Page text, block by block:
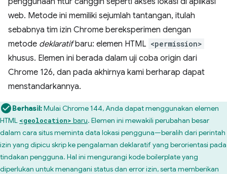
web. Metode ini memiliki sejumlah tantangan, itulah
sebabnya tim izin Chrome bereksperimen dengan
metode deklaratifbaru: elemen HTML <permission>
khusus. Elemen ini berada dalam uji coba origin dari
Chrome 126, dan pada akhirnya kami berharap dapat
menstandarkannya.
Berhasil:Mulai Chrome 144, Anda dapat menggunakan elemen
HTML <geolocation> baru. Elemen ini mewakili perubahan besar
dalam cara situs meminta data lokasi pengguna—beralih dari perintah
izin yang dipicu skrip ke pengalaman deklaratif yang berorientasi pada
tindakan pengguna. Hal ini mengurangi kode boilerplate yang
diperlukan untuk menangani status dan error izin, serta memberikan